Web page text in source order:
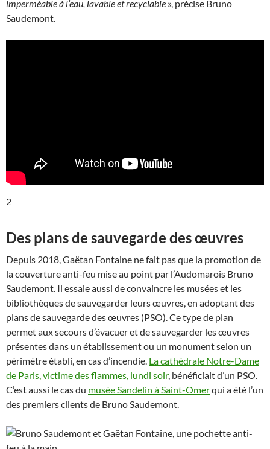
imperméable à l’eau, lavable et recyclable », précise Bruno
Saudemont.
2
Des plans de sauvegarde des œuvres
Depuis 2018, Gaëtan Fontaine ne fait pas que la promotion de
la couverture anti-feu mise au point par l’Audomarois Bruno
Saudemont. Il essaie aussi de convaincre les musées et les
bibliothèques de sauvegarder leurs œuvres, en adoptant des
plans de sauvegarde des œuvres (PSO). Ce type de plan
permet aux secours d’évacuer et de sauvegarder les œuvres
présentes dans un établissement ou un monument selon un
périmètre établi, en cas d’incendie. La cathédrale Notre-Dame
de Paris, victime des flammes, lundi soir, bénéficiait d’un PSO.
C’est aussi le cas du musée Sandelin à Saint-Omerqui a été l’un
des premiers clients de Bruno Saudemont.